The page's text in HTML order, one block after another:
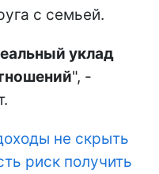
с семьей.
уклад
", -
не скрыть
риск получить